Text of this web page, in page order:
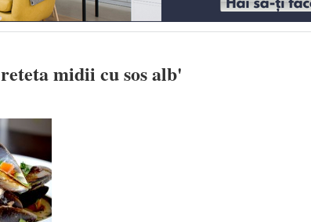
reteta midii cu sos alb'